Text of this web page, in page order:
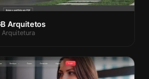
Arquitetos
Arquitetura